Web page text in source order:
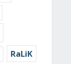
RaLiK